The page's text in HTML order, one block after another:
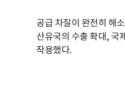
공급 차질이 완전히 해
산유국의 수출 확대, 국
작용했다.